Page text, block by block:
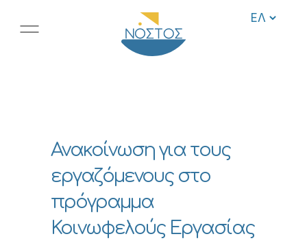
Ανακοίνωση για τους
εργαζόμενους στο
πρόγραμμα
Κοινωφελούς Εργασίας